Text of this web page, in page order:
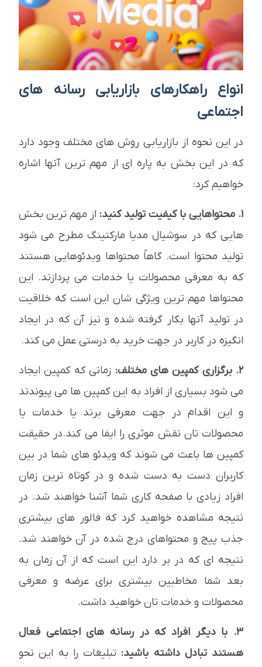
انواع راهکارهای بازاریابی رسانه های
اجتماعی
در این نحوه از بازاریابی روش های مختلف وجود دارد
که در این بخش به پاره ای از مهم ترین آنها اشاره
خواهیم کرد:
1. محتواهایی با کیفیت تولید کنید:
از مهم ترین بخش
هایی که در سوشیال مدیا مارکتینگ مطرح می شود
تولید محتوا است. گاهاً محتواها ویدئوهایی هستند
که به معرفی محصولات یا خدمات می پردازند. این
محتواها مهم ترین ویژگی شان این است که خلاقیت
در تولید آنها بکار گرفته شده و نیز آن که در ایجاد
انگیزه در کاربر در جهت خرید به درستی عمل می کند.
2. برگزاری کمپین های مختلف:
زمانی که کمپین ایجاد
می شود بسیاری از افراد به این کمپین ها می پیوندند
و این اقدام در جهت معرفی برند یا خدمات یا
محصولات تان نقش موثری را ایفا می کند.در حقیقت
کمپین ها باعث می شوند که ویدئو های شما در بین
کاربران دست به دست شده و در کوتاه ترین زمان
افراد زیادی با صفحه کاری شما آشنا خواهند شد. در
نتیجه مشاهده خواهید کرد که فالور های بیشتری
جذب پیج و محتواهای درج شده در آن خواهند شد.
نتیجه ای که در بر دارد این است که از آن زمان به
بعد شما مخاطبین بیشتری برای عرضه و معرفی
محصولات و خدمات تان خواهید داشت.
3. با دیگر افراد که در رسانه های اجتماعی فعال
هستند تبادل داشته باشید: تبلیغات را به این نحو